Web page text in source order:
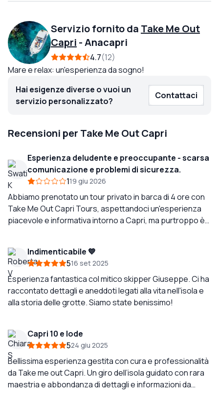
Servizio fornito da Take Me Out
Capri -Anacapri
4.7 12
Mare e relax: un'esperienza da sogno!
Hai esigenze diverse o vuoi un
servizio personalizzato?
Contattaci
Recensioni per Take Me Out Capri
Esperienza deludente e preoccupante - scarsa
comunicazione e problemi di sicurezza.
119 giu 2026
Abbiamo prenotato un tour privato in barca di 4 ore con
Take Me Out Capri Tours, aspettandoci un'esperienza
piacevole e informativa intorno a Capri, ma purtroppo è
tutto il tour. C'era quasi nessuna interazione o
spiegazione riguardo ai dintorni, il che è stato deludente
perché questo doveva essere più di un semplice giro
intorno all'isola. Ci aspettavamo di apprendere su Capri, i
luoghi d'interesse e i posti che stavamo passando, ma
specificamente confermato che le maschere da
snorkeling sarebbero state disponibili a bordo. Tuttavia,
quando ci siamo fermati per nuotare e le abbiamo
chieste, il capitano ha semplicemente detto che non ne
aveva. Non c'è stata alcuna spiegazione, nessuna scusa
Indimenticabile 💙
516 set 2025
Esperienza fantastica col mitico skipper Giuseppe. Ci ha
raccontato dettagli e aneddoti legati alla vita nell'isola e
alla storia delle grotte. Siamo state benissimo!
Capri 10 e lode
524 giu 2025
Bellissima esperienza gestita con cura e professionalità
da Take me out Capri. Un giro dell’isola guidato con rara
maestria e abbondanza di dettagli e informazioni da